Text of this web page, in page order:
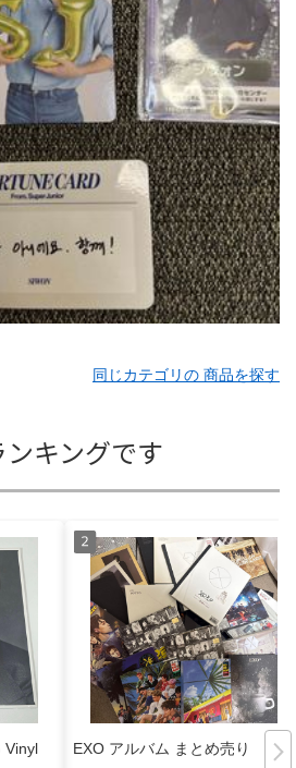
同じカテゴリの 商品を探す
キングです
Vinyl
EXO アルバム まとめ売り